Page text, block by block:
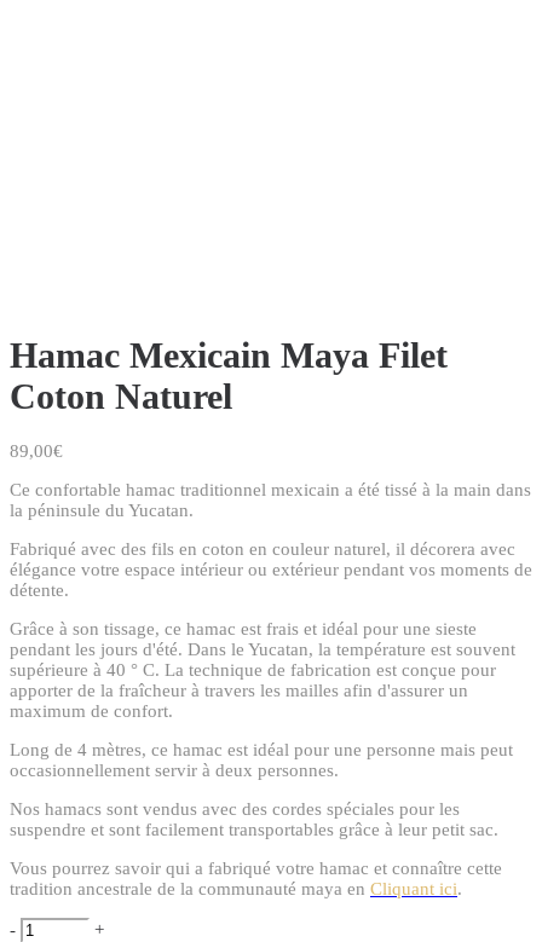
Hamac Mexicain Maya Filet
Coton Naturel
89,00€
Ce confortable hamac traditionnel mexicain a été tissé à la main dans
la péninsule du Yucatan.
Fabriqué avec des fils en coton en couleur naturel, il décorera avec
élégance votre espace intérieur ou extérieur pendant vos moments de
détente.
Grâce à son tissage, ce hamac est frais et idéal pour une sieste
pendant les jours d'été. Dans le Yucatan, la température est souvent
supérieure à 40 ° C. La technique de fabrication est conçue pour
apporter de la fraîcheur à travers les mailles afin d'assurer un
maximum de confort.
Long de 4 mètres, ce hamac est idéal pour une personne mais peut
occasionnellement servir à deux personnes.
Nos hamacs sont vendus avec des cordes spéciales pour les
suspendre et sont facilement transportables grâce à leur petit sac.
Vous pourrez savoir qui a fabriqué votre hamac et connaître cette
tradition ancestrale de la communauté maya en Cliquant ici.
- +